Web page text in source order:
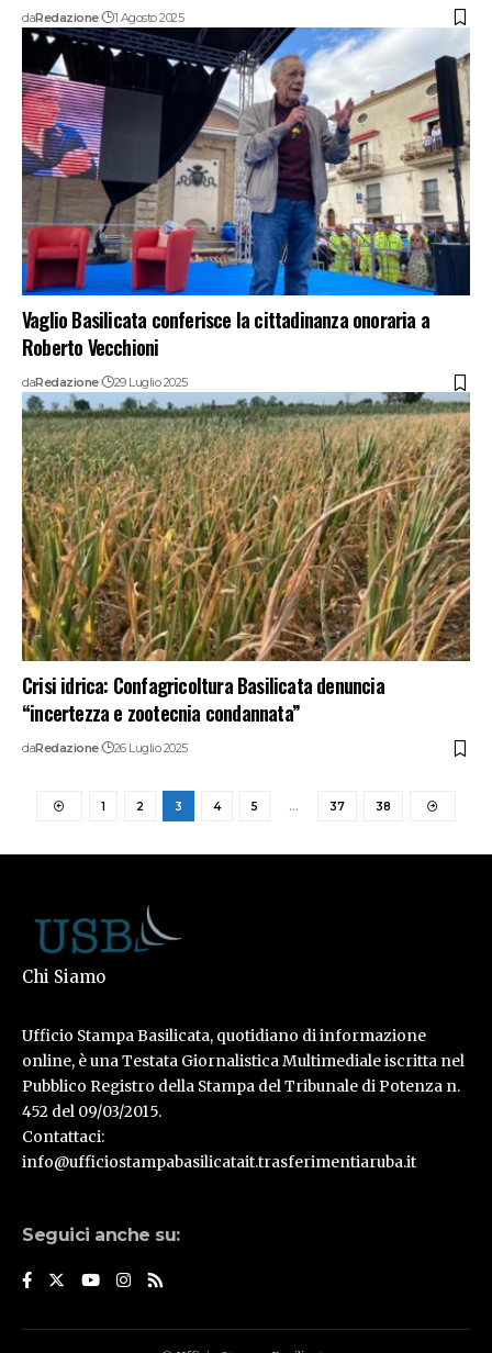
daRedazione 1 Agosto 2025
Vaglio Basilicata conferisce la cittadinanza onoraria a
Roberto Vecchioni
daRedazione 29 Luglio 2025
Crisi idrica: Confagricoltura Basilicata denuncia
“incertezza e zootecnia condannata”
daRedazione 26 Luglio 2025
1 2 3 4 5 … 37 38
Chi Siamo
Ufficio Stampa Basilicata, quotidiano di informazione
online, è una Testata Giornalistica Multimediale iscritta nel
Pubblico Registro della Stampa del Tribunale di Potenza n.
452 del 09/03/2015.
Contattaci:
info@ufficiostampabasilicatait.trasferimentiaruba.it
Seguici anche su: